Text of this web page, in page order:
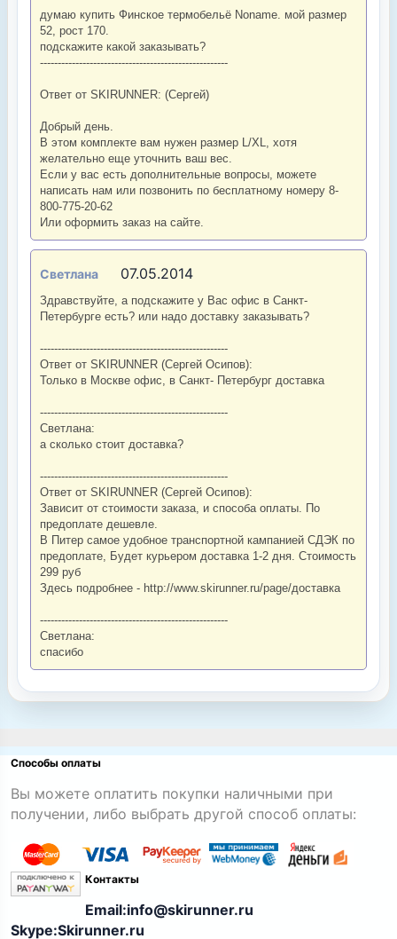
думаю купить Финское термобельё Noname. мой размер
52, рост 170.
подскажите какой заказывать?
-----------------------------------------------------
Ответ от SKIRUNNER: (Сергей)
Добрый день.
В этом комплекте вам нужен размер L/XL, хотя
желательно еще уточнить ваш вес.
Если у вас есть дополнительные вопросы, можете
написать нам или позвонить по бесплатному номеру 8-
800-775-20-62
Или оформить заказ на сайте.
Светлана 07.05.2014
Здравствуйте, а подскажите у Вас офис в Санкт-
Петербурге есть? или надо доставку заказывать?
-----------------------------------------------------
Ответ от SKIRUNNER (Сергей Осипов):
Только в Москве офис, в Санкт- Петербург доставка
-----------------------------------------------------
Светлана:
а сколько стоит доставка?
-----------------------------------------------------
Ответ от SKIRUNNER (Сергей Осипов):
Зависит от стоимости заказа, и способа оплаты. По
предоплате дешевле.
В Питер самое удобное транспортной кампанией СДЭК по
предоплате, Будет курьером доставка 1-2 дня. Стоимость
299 руб
Здесь подробнее - http://www.skirunner.ru/page/доставка
-----------------------------------------------------
Светлана:
спасибо
Способы оплаты
Вы можете оплатить покупки наличными при
получении, либо выбрать другой способ оплаты:
Контакты
Email:info@skirunner.ru
Skype:Skirunner.ru